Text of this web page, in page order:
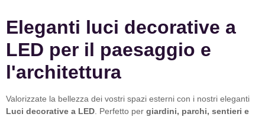
Eleganti luci decorative a
LED per il paesaggio e
l'architettura
Valorizzate la bellezza dei vostri spazi esterni con i nostri eleganti
Luci decorative a LED. Perfetto per giardini, parchi, sentieri e